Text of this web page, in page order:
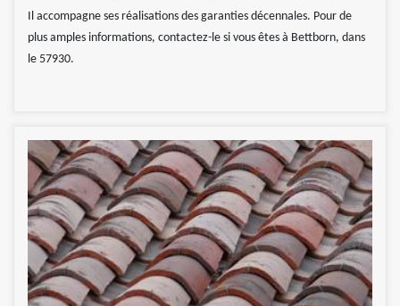
Il accompagne ses réalisations des garanties décennales. Pour de
plus amples informations, contactez-le si vous êtes à Bettborn, dans
le 57930.